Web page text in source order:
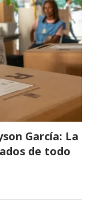
García: La
de todo